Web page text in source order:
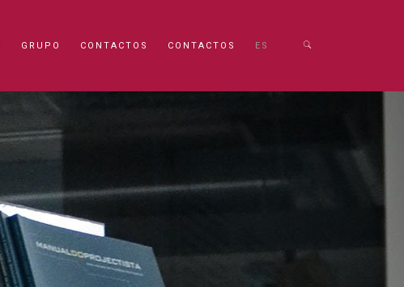
GRUPO CONTACTOS CONTACTOS ES